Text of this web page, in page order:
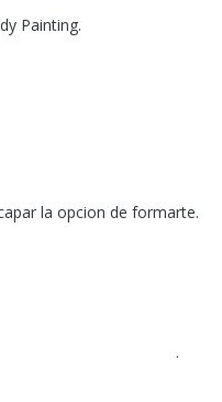
Painting.
la opcion de formarte.
·